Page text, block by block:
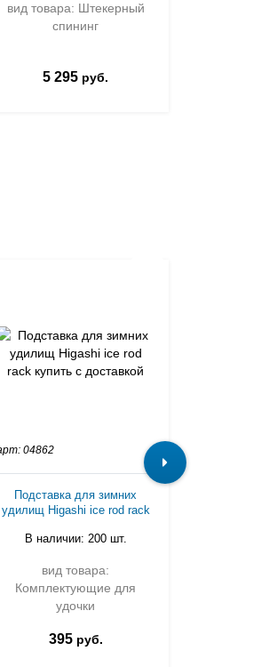
вид товара: Штекерный
спининг
5 295 руб.
04862
Подставка для зимних
удилищ Higashi ice rod rack
В наличии: 200 шт.
вид товара:
Комплектующие для
удочки
395руб.